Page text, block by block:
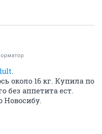
.
около 16 кг. Купила по
без аппетита ест.
Новосибу.